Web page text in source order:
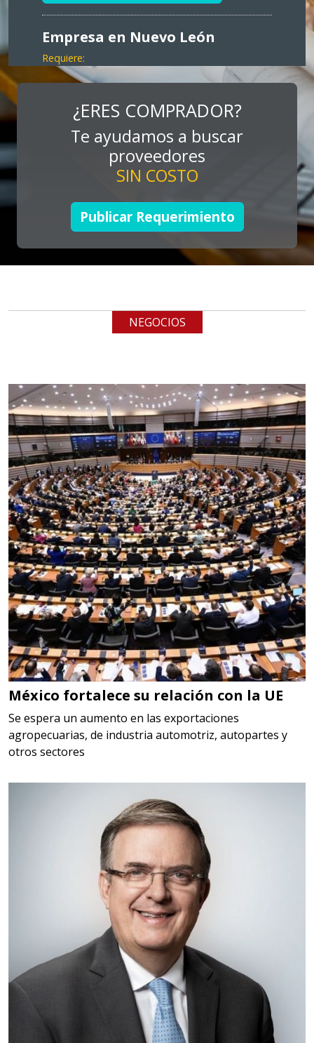
Empresa en Nuevo León
Requiere:
MARKETING
Especificaciones:
Consultoría, promocionales, stands,
expos, activaciones
Aplicar al Requerimiento
Empresa en Jalisco
Requiere:
TUBERÍA INOXIDABLE
cualquiera
Empresa en Jalisco
Requiere:
LOGÍSTICA DE CARGA LLAVE
EN MANO
Especificaciones:
cualquiera
Aplicar al Requerimiento
Empresa en Jalisco
Requiere:
LOGÍSTICA
Especificaciones:
cualquiera
Aplicar al Requerimiento
Empresa en Querétaro
Requiere:
HERRAMIENTAS DE CORTE
Especificaciones:
HSS, CON RECUBRIMIENTO,
CARBURO, RIMAS, ENDMILLS,
BROCAS, LIMAS, ETC
Aplicar al Requerimiento
Empresa en Querétaro
HERRAMIENTAS DE TORQUE
¿ERES COMPRADOR?
Te ayudamos a buscar
proveedores
SIN COSTO
Publicar Requerimiento
NEGOCIOS
México fortalece su relación con la UE
Se espera un aumento en las exportaciones
agropecuarias, de industria automotriz, autopartes y
otros sectores